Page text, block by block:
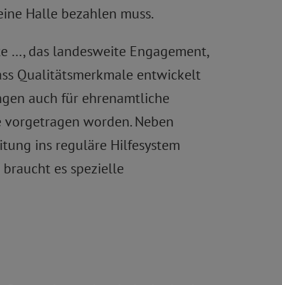
Halle bezahlen muss.
…, das landesweite Engagement,
Qualitätsmerkmale entwickelt
auch für ehrenamtliche
worden. Neben
ins reguläre Hilfesystem
es spezielle